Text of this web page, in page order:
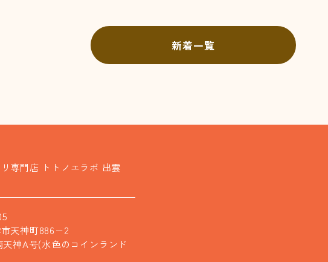
新着一覧
専門店 トトノエラボ 出雲
天神町886−2
神A号(水色のコインランド